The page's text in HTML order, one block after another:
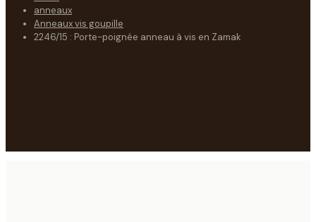
anneaux
Anneaux vis goupille
2246/15 : Porte-poignée anneau à vis en Zamak